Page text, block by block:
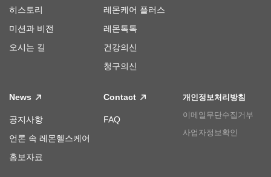
히스토리
미션과 비전
오시는 길
레몬케어 플러스
레몬톡톡
건강의신
청구의신
News
공지사항
언론 속 레몬헬스케어
홍보자료
Contact
FAQ
개인정보처리방침
이메일무단수집거부
사업자정보확인